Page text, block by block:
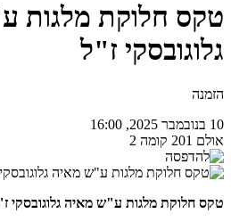
טקס חלוקת מלגות
גלוגובסקי ז"ל
הזמנה
10 בנובמבר 2025, 16:00
אולם 201 קומה 2
טקס חלוקת מלגות ע"ש מאיה גלוגובסקי